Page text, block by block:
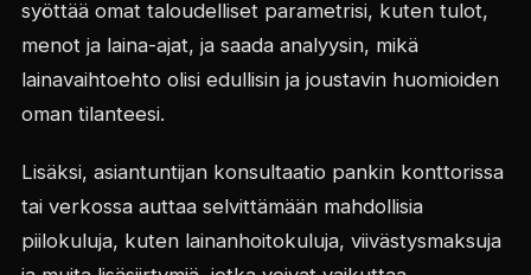
syöttää omat taloudelliset parametrisi, kuten tulot,
menot ja laina-ajat, ja saada analyysin, mikä
lainavaihtoehto olisi edullisin ja joustavin huomioiden
oman tilanteesi.
Lisäksi, asiantuntijan konsultaatio pankin konttorissa
tai verkossa auttaa selvittämään mahdollisia
piilokuluja, kuten lainanhoitokuluja, viivästysmaksuja